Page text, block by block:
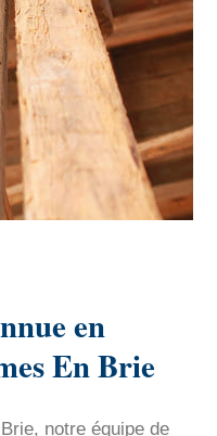
en
En Brie
notre équipe de